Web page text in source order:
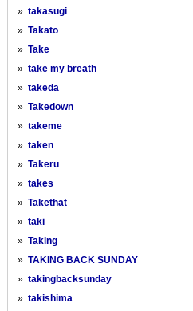
» takasugi
» Takato
» Take
» take my breath
» takeda
» Takedown
» takeme
» taken
» Takeru
» takes
» Takethat
» taki
» Taking
» TAKING BACK SUNDAY
» takingbacksunday
» takishima